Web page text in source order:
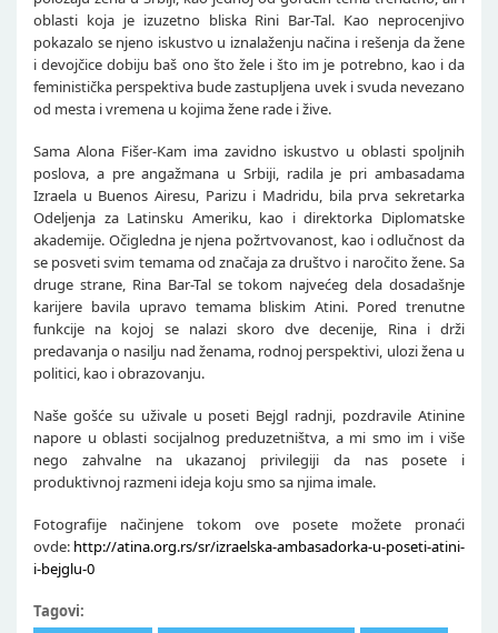
oblasti koja je izuzetno bliska Rini Bar-Tal. Kao neprocenjivo
pokazalo se njeno iskustvo u iznalaženju načina i rešenja da žene
i devojčice dobiju baš ono što žele i što im je potrebno, kao i da
feministička perspektiva bude zastupljena uvek i svuda nevezano
od mesta i vremena u kojima žene rade i žive.
Sama Alona Fišer-Kam ima zavidno iskustvo u oblasti spoljnih
poslova, a pre angažmana u Srbiji, radila je pri ambasadama
Izraela u Buenos Airesu, Parizu i Madridu, bila prva sekretarka
Odeljenja za Latinsku Ameriku, kao i direktorka Diplomatske
akademije. Očigledna je njena požrtvovanost, kao i odlučnost da
se posveti svim temama od značaja za društvo i naročito žene. Sa
druge strane, Rina Bar-Tal se tokom najvećeg dela dosadašnje
karijere bavila upravo temama bliskim Atini. Pored trenutne
funkcije na kojoj se nalazi skoro dve decenije, Rina i drži
predavanja o nasilju nad ženama, rodnoj perspektivi, ulozi žena u
politici, kao i obrazovanju.
Naše gošće su uživale u poseti Bejgl radnji, pozdravile Atinine
napore u oblasti socijalnog preduzetništva, a mi smo im i više
nego zahvalne na ukazanoj privilegiji da nas posete i
produktivnoj razmeni ideja koju smo sa njima imale.
Fotografije načinjene tokom ove posete možete pronaći
ovde: http://atina.org.rs/sr/izraelska-ambasadorka-u-poseti-atini-
i-bejglu-0
Tagovi: